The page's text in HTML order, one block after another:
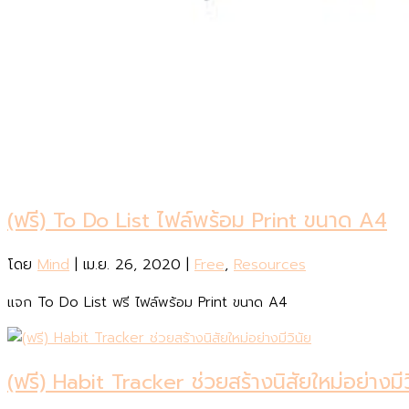
(ฟรี) To Do List ไฟล์พร้อม Print ขนาด A4
โดย Mind | เม.ย. 26, 2020 | Free, Resources
แจก To Do List ฟรี ไฟล์พร้อม Print ขนาด A4
(ฟรี) Habit Tracker ช่วยสร้างนิสัยใหม่อย่าง